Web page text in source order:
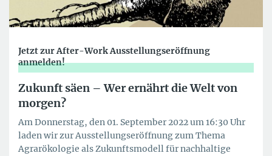
Jetzt zur After-Work Ausstellungseröffnung
anmelden!
Zukunft säen – Wer ernährt die Welt von
morgen?
Am Donnerstag, den 01. September 2022 um 16:30 Uhr
laden wir zur Ausstellungseröffnung zum Thema
Agrarökologie als Zukunftsmodell für nachhaltige